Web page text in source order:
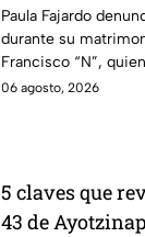
agresor: el
Paula Fajardo
durante su
Francisco “N”,
feminicidio.
06 agosto, 2026
5 claves que
43 de